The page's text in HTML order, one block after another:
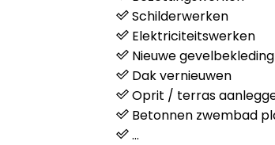
Schilderwerken
Elektriciteitswerken
Nieuwe
Dak vernieuwen
Oprit / terras
Betonnen zwembad
…